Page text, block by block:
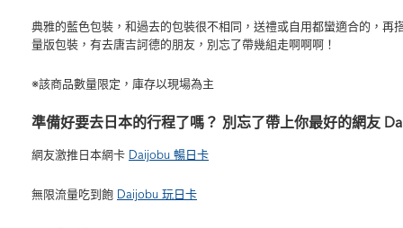
典雅的藍色包裝，和過去的包裝很不相同，送禮或自用都蠻適合的，
量版包裝，有去唐吉訶德的朋友，別忘了帶幾組走啊啊啊！
※該商品數量限定，庫存以現場為主
準備好要去日本的行程了嗎？ 別忘了帶上你最好的網友
網友激推日本網卡 Daijobu 暢日卡
無限流量吃到飽 Daijobu 玩日卡